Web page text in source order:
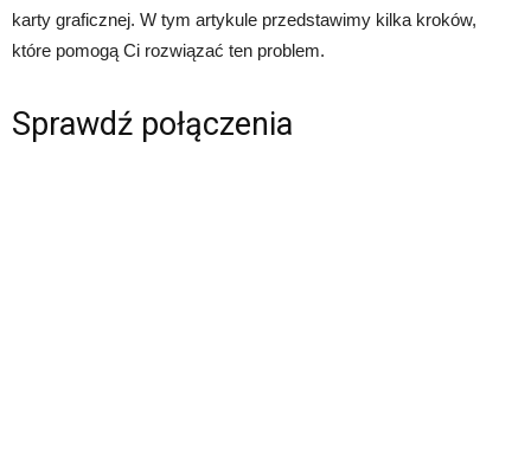
karty graficznej. W tym artykule przedstawimy kilka kroków,
które pomogą Ci rozwiązać ten problem.
Sprawdź połączenia